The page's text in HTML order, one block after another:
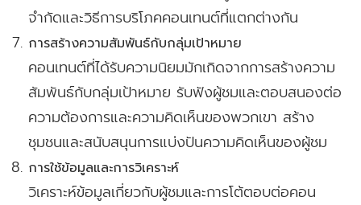
จำกัดและวิธีการบริโภคคอนเทนต์ที่แตกต่างกัน
การสร้างความสัมพันธ์กับกลุ่มเป้าหมาย
คอนเทนต์ที่ได้รับความนิยมมักเกิดจากการสร้างความ
สัมพันธ์กับกลุ่มเป้าหมาย รับฟังผู้ชมและตอบสนองต่อ
ความต้องการและความคิดเห็นของพวกเขา สร้าง
ชุมชนและสนับสนุนการแบ่งปันความคิดเห็นของผู้ชม
การใช้ข้อมูลและการวิเคราะห์
วิเคราะห์ข้อมูลเกี่ยวกับผู้ชมและการโต้ตอบต่อคอน